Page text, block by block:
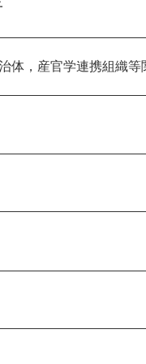
体，産官学連携組織等